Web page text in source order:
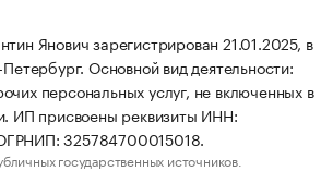
Янович зарегистрирован 21.01.2025, в
Основной вид деятельности:
персональных услуг, не включенных в
ИП присвоены реквизиты ИНН:
325784700015018.
государственных источников.